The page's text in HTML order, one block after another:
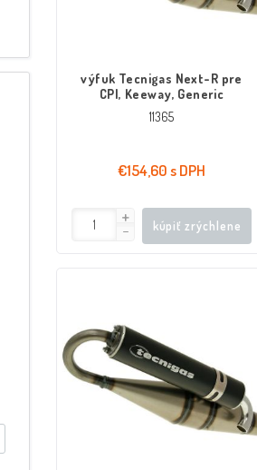
výfuk Tecnigas Next-R pre
CPI, Keeway, Generic
11365
€154,60 s DPH
kúpiť zrýchlene